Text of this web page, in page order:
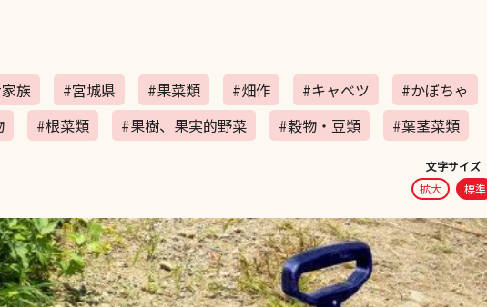
族 #宮城県 #果菜類 #畑作 #キャベツ
#かぼちゃ
#根菜類 #果樹、果実的野菜 #穀物・豆類 #葉茎菜類
文字サイズ
拡大
標準